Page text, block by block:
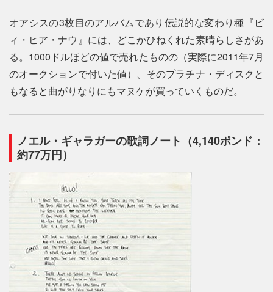
オアシスの3枚目のアルバムであり伝説的な変わり種『ビ
ィ・ヒア・ナウ』には、どこかひねくれた素晴らしさがあ
る。1000ドルほどの値で売れたものの（実際に2011年7月
のオークションで付いた値）、そのプラチナ・ディスクと
もなると曲がりなりにもマヌケが買っていくものだ。
ノエル・ギャラガーの歌詞ノート（4,140ポンド：
約77万円）